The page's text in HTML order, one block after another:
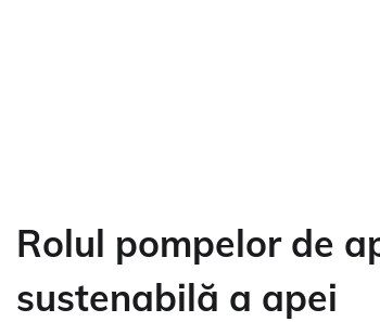
Rolul pompelor de
sustenabilă a apei